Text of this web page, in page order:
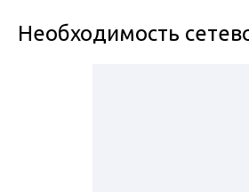
Необходимость